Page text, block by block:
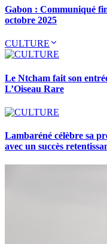
Gabon : Communiqué
octobre 2025
CULTURE
Le Ntcham fait son
L’Oiseau Rare
Lambaréné célèbre sa
avec un succès